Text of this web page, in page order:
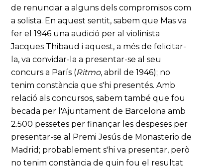
de renunciar a alguns dels compromisos com
a solista. En aquest sentit, sabem que Mas va
fer el 1946 una audició per al violinista
Jacques Thibaud i aquest, a més de felicitar-
la, va convidar-la a presentar-se al seu
concurs a París (Ritmo, abril de 1946); no
tenim constància que s'hi presentés. Amb
relació als concursos, sabem també que fou
becada per l'Ajuntament de Barcelona amb
2.500 pessetes per finançar les despeses per
presentar-se al Premi Jesús de Monasterio de
Madrid; probablement s'hi va presentar, però
no tenim constància de quin fou el resultat